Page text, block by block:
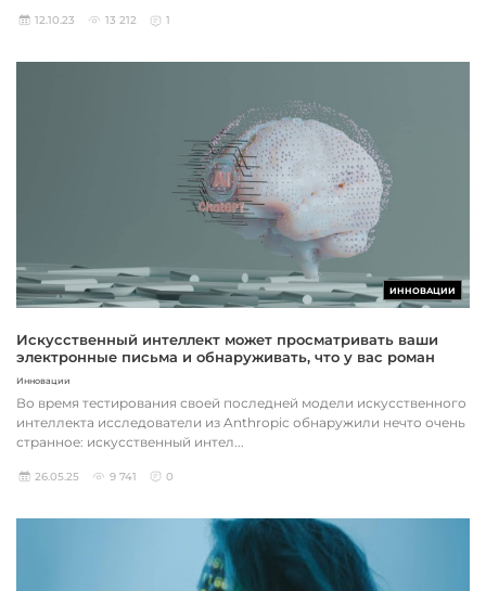
12.10.23 13 212 1
ИННОВАЦИИ
Искусственный интеллект может просматривать ваши
электронные письма и обнаруживать, что у вас роман
Инновации
Во время тестирования своей последней модели искусственного
интеллекта исследователи из Anthropic обнаружили нечто очень
странное: искусственный интел...
26.05.25 9 741 0